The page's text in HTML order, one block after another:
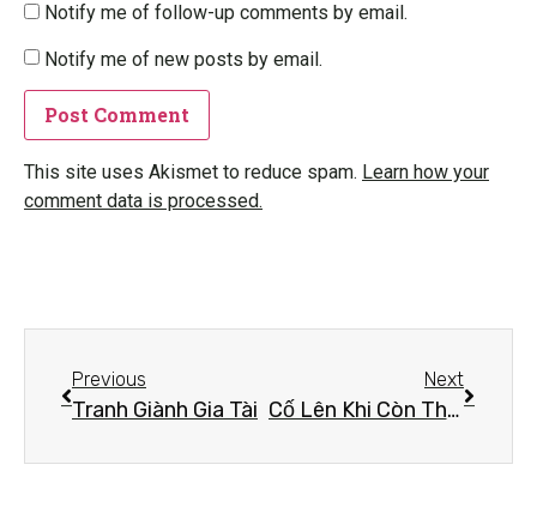
Notify me of follow-up comments by email.
Notify me of new posts by email.
This site uses Akismet to reduce spam. Learn how your
comment data is processed.
Previous
Tranh Giành Gia Tài
Next
Cố Lên Khi Còn Thầy